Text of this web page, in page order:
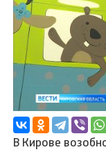
В Кирове